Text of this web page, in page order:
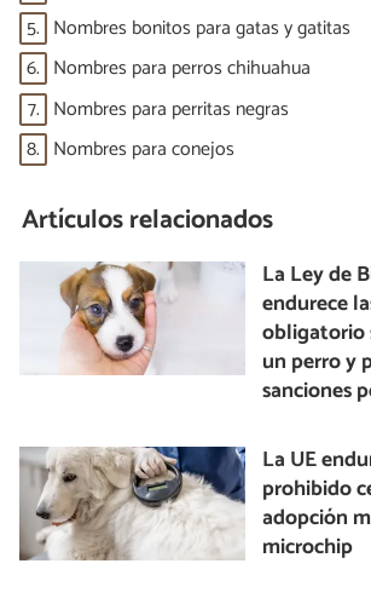
5. Nombres bonitos para gatas y gatitas
6. Nombres para perros chihuahua
7. Nombres para perritas negras
8. Nombres para conejos
Artículos relacionados
La Ley de
endurece
obligatorio
un perro y
sanciones
La UE
prohibido
adopción
microchip